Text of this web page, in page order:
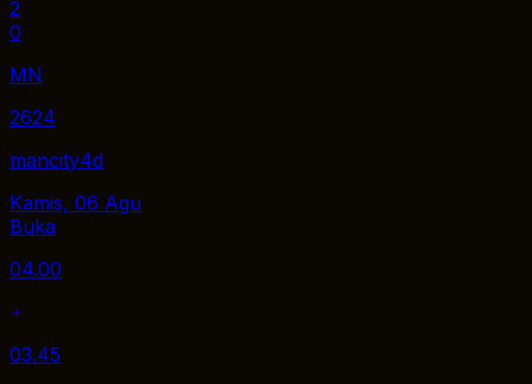
2
0
MN
2624
mancity4d
Kamis, 06 Agu
Buka
04.00
03.45